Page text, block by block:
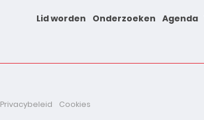
Lid worden Onderzoeken Agenda
Privacybeleid Cookies